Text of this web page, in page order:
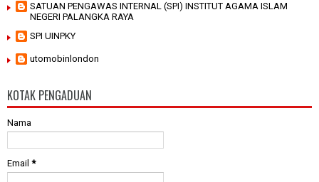
SATUAN PENGAWAS INTERNAL (SPI) INSTITUT AGAMA ISLAM
NEGERI PALANGKA RAYA
SPI UINPKY
utomobinlondon
KOTAK PENGADUAN
Nama
Email *